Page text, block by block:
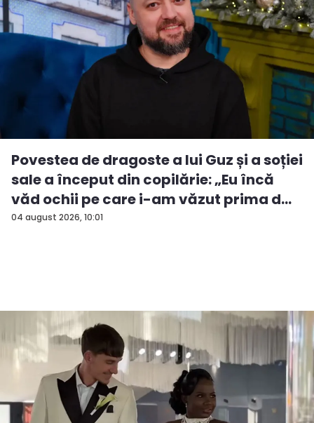
04 august 2026, 10:01
Povestea de dragoste a lui Guz și a soției
sale a început din copilărie: „Eu încă
văd ochii pe care i-am văzut prima d...